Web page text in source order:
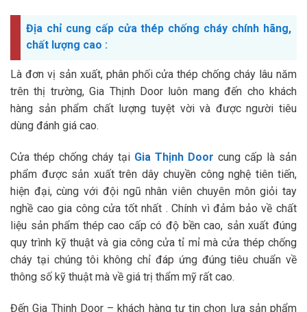
Địa chỉ cung cấp cửa thép chống cháy chính hãng,
chất lượng cao :
Là đơn vị sản xuất, phân phối cửa thép chống cháy lâu năm
trên thị trường, Gia Thịnh Door luôn mang đến cho khách
hàng sản phẩm chất lượng tuyệt vời và được người tiêu
dùng đánh giá cao.
Cửa thép chống cháy tại Gia Thịnh Door cung cấp là sản
phẩm được sản xuất trên dây chuyền công nghệ tiên tiến,
hiện đại, cùng với đội ngũ nhân viên chuyên môn giỏi tay
nghề cao gia công cửa tốt nhất . Chính vì đảm bảo về chất
liệu sản phẩm thép cao cấp có độ bền cao, sản xuất đúng
quy trình kỹ thuật và gia công cửa tỉ mỉ mà cửa thép chống
cháy tại chúng tôi không chỉ đáp ứng đúng tiêu chuẩn về
thông số kỹ thuật mà về giá trị thẩm mỹ rất cao.
Đến Gia Thịnh Door – khách hàng tự tin chọn lựa sản phẩm